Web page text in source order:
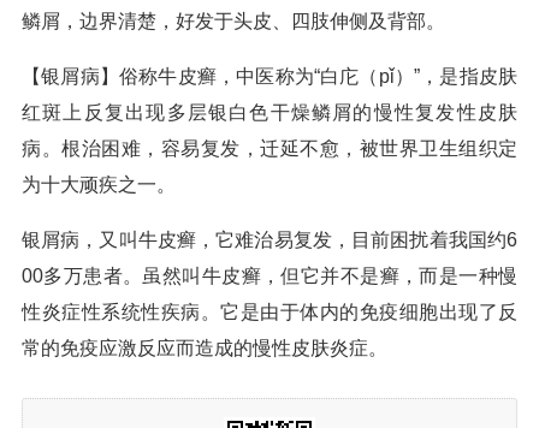
鳞屑，边界清楚，好发于头皮、四肢伸侧及背部。
【银屑病】俗称牛皮癣，中医称为“白庀（pǐ）”，是指皮肤
红斑上反复出现多层银白色干燥鳞屑的慢性复发性皮肤
病。根治困难，容易复发，迁延不愈，被世界卫生组织定
为十大顽疾之一。
银屑病，又叫牛皮癣，它难治易复发，目前困扰着我国约6
00多万患者。虽然叫牛皮癣，但它并不是癣，而是一种慢
性炎症性系统性疾病。它是由于体内的免疫细胞出现了反
常的免疫应激反应而造成的慢性皮肤炎症。